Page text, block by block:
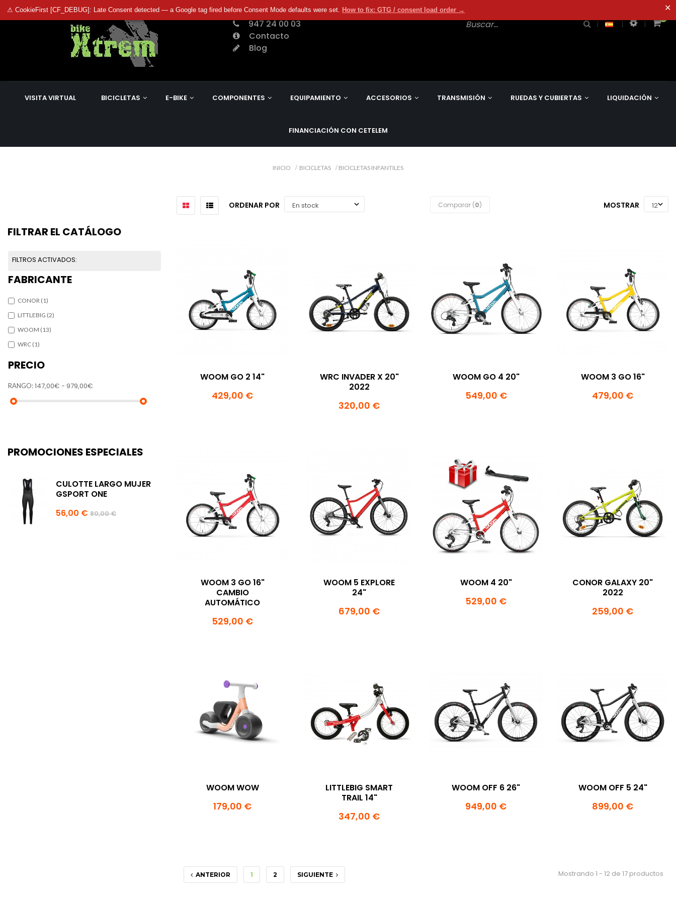
⚠ CookieFirst [CF_DEBUG]: Late Consent detected — a Google tag fired before Consent Mode defaults were set. How to fix: GTG / consent load order → ✕
947 24 00 03
Contacto
Blog
0
0
VISITA VIRTUAL BICICLETAS E-BIKE COMPONENTES EQUIPAMIENTO ACCESORIOS TRANSMISIÓN RUEDAS Y CUBIERTAS LIQUIDACIÓN
FINANCIACIÓN CON CETELEM
INICIO BICICLETAS BICICLETAS INFANTILES
FILTRAR EL CATÁLOGO
FILTROS ACTIVADOS:
FABRICANTE
CONOR (1)
LITTLEBIG (2)
WOOM (13)
WRC (1)
PRECIO
RANGO:147,00€ - 979,00€
PROMOCIONES ESPECIALES
CULOTTE LARGO MUJER
GSPORT ONE
56,00 € 80,00 €
ORDENAR POR Comparar (0) MOSTRAR
WOOM GO 2 14"
429,00 €
WRC INVADER X 20"
2022
320,00 €
WOOM GO 4 20"
549,00 €
WOOM 3 GO 16"
479,00 €
WOOM 3 GO 16"
CAMBIO
AUTOMÁTICO
529,00 €
WOOM 5 EXPLORE
24"
679,00 €
WOOM 4 20"
529,00 €
CONOR GALAXY 20"
2022
259,00 €
WOOM WOW
179,00 €
LITTLEBIG SMART
TRAIL 14"
347,00 €
WOOM OFF 6 26"
949,00 €
WOOM OFF 5 24"
899,00 €
ANTERIOR 1 2 SIGUIENTE Mostrando 1 - 12 de 17 productos